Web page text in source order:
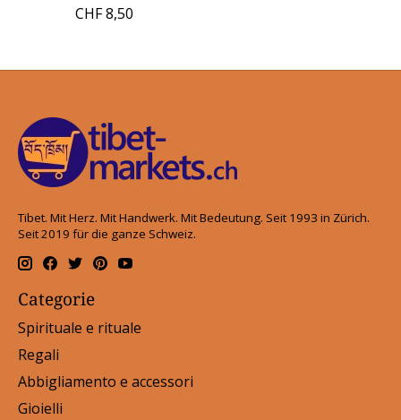
CHF 8,50
Tibet. Mit Herz. Mit Handwerk. Mit Bedeutung. Seit 1993 in Zürich.
Seit 2019 für die ganze Schweiz.
Categorie
Spirituale e rituale
Regali
Abbigliamento e accessori
Gioielli